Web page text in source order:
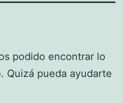
podido encontrar lo
Quizá pueda ayudarte